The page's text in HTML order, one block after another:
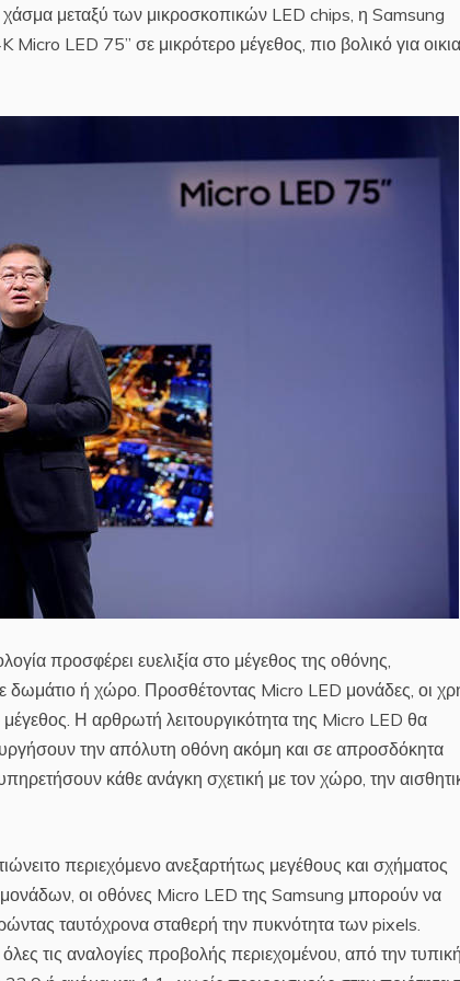
μεταξύ των μικροσκοπικών LED chips, η Samsung
LED 75’’ σε μικρότερο μέγεθος, πιο βολικό για
προσφέρει ευελιξία στο μέγεθος της οθόνης,
δωμάτιο ή χώρο. Προσθέτοντας Micro LED μονάδες, οι
Η αρθρωτή λειτουργικότητα της Micro LED θα
την απόλυτη οθόνη ακόμη και σε απροσδόκητα
κάθε ανάγκη σχετική με τον χώρο, την
περιεχόμενο ανεξαρτήτως μεγέθους και σχήματος
οι οθόνες Micro LED της Samsung μπορούν να
ταυτόχρονα σταθερή την πυκνότητα των pixels.
τις αναλογίες προβολής περιεχομένου, από την